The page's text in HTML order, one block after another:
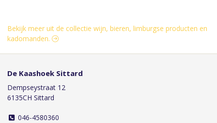
Bekijk meer uit de collectie wijn, bieren, limburgse producten en
kadomanden.
De Kaashoek Sittard
Dempseystraat 12
6135CH Sittard
046-4580360